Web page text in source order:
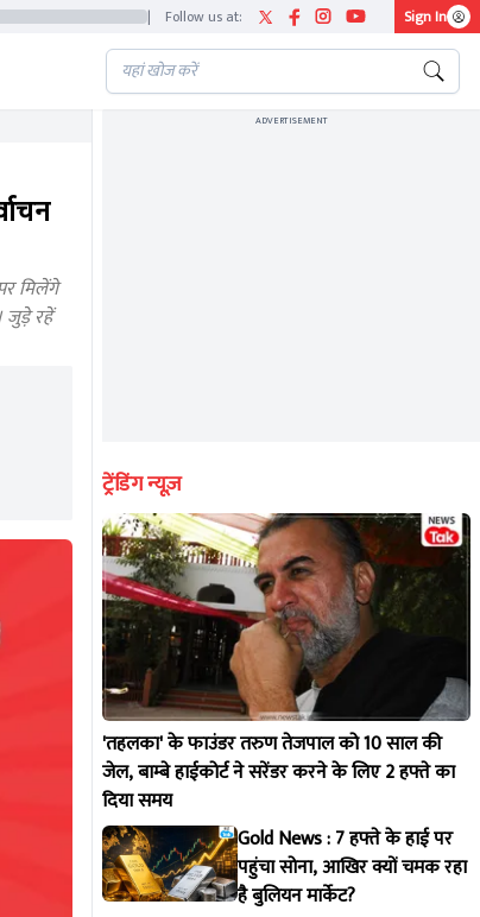
| Follow us at: Sign In
मिलेंगे
जुड़े रहें
ADVERTISEMENT
ट्रेंडिंग न्यूज़
'तहलका' के फाउंडर तरुण तेजपाल को 10 साल की
जेल, बाम्बे हाईकोर्ट ने सरेंडर करने के लिए 2 हफ्ते का
दिया समय
Gold News : 7 हफ्ते के हाई पर
पहुंचा सोना, आखिर क्यों चमक रहा
है बुलियन मार्केट?